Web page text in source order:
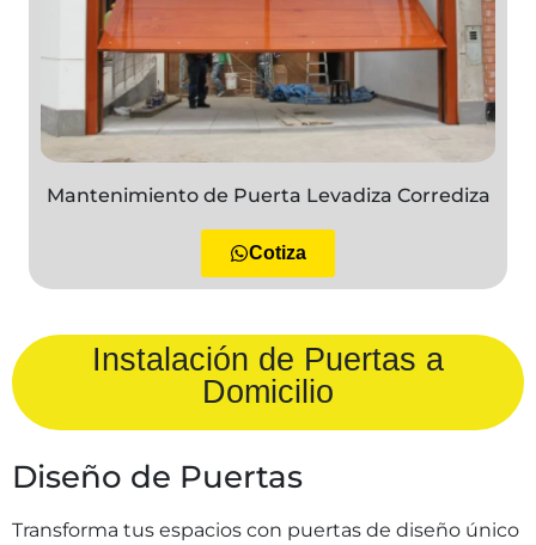
Mantenimiento de Puerta Levadiza Corrediza
Cotiza
Instalación de Puertas a
Domicilio
Diseño de Puertas
Transforma tus espacios con puertas de diseño único